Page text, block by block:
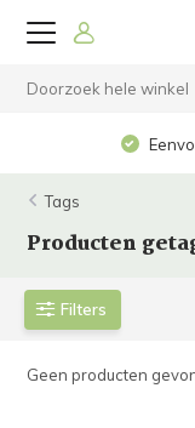
Tags
Producten
Filters
Geen producten